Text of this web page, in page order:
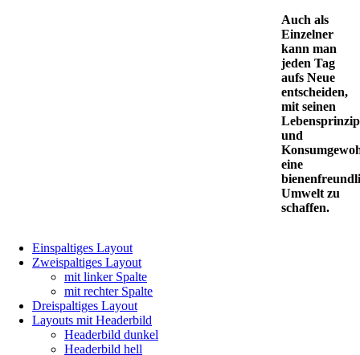
Auch als
Einzelner
kann man
jeden Tag
aufs Neue
entscheiden,
mit seinen
und
eine
Umwelt zu
schaffen.
überspringenEinspaltiges Layout
Zweispaltiges Layout
mit linker Spalte
mit rechter Spalte
Dreispaltiges Layout
Layouts mit Headerbild
Headerbild dunkel
Headerbild hell